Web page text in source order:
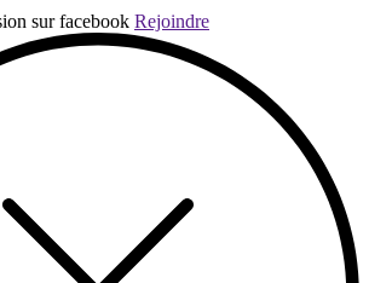
sur facebook Rejoindre